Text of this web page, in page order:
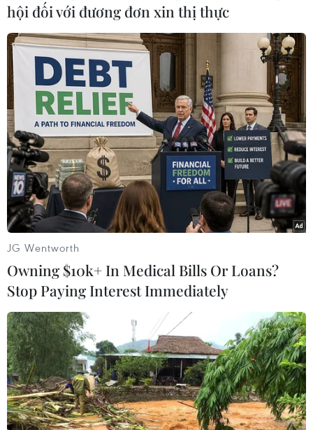
mô hiện là 440 tỷ euro, sẽ mởđường cho quỹ
này sớm thu hút được nguồn tài chính đóng góp
từ các nhà đầu tưcông và tư trong những tuần
tới.
Ngày 28/11, Giám đốc Qũy tiền tệ quốc tế (IMF),
Christine Lagarde đã kêu gọicác nhà lãnh đạo
Liên minh châu Âu phải nhanh chóng hành
động để tìm một giảipháp toàn diện cho cuộc
khủng hoảng nợ trong Eurozone.
Người đứng đầu IMF cũng phủ nhận những
thông tin mới đây trên nhật báo LaStampa của
Italy nói rằng Rome đang thương lượng với IMF
về gói cứu trợ lên tới600 tỷ euro dành cho Italy.
Bà Christine Lagarde khẳng định cho đến nay,
IMF chưa nhận được bất kỳ đềnghị trợ giúp nào
từ chính quyền Italy và cũng không có cuộc
thương lượng nàođang diễn ra giữa IMF với
Italy hay Tây Ban Nha về vấn đề cứu trợ cho hai
quốcgia này./.
hội đối với đương đơn xin thị thực
JG Wentworth
Owning $10k+ In Medical Bills Or Loans?
Stop Paying Interest Immediately